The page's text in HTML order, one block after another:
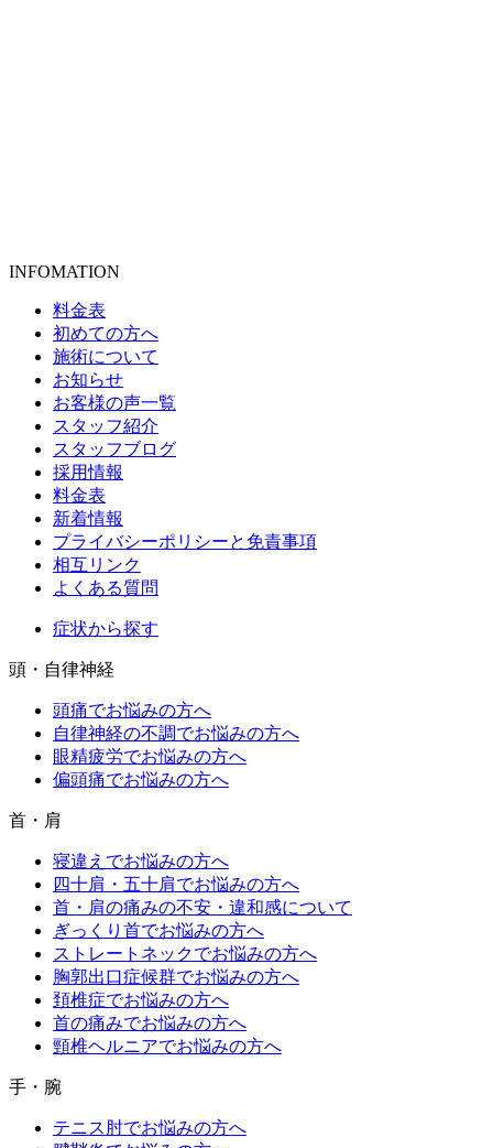
INFOMATION
料金表
初めての方へ
施術について
お知らせ
お客様の声一覧
スタッフ紹介
スタッフブログ
採用情報
料金表
新着情報
プライバシーポリシーと免責事項
相互リンク
よくある質問
症状から探す
頭・自律神経
頭痛でお悩みの方へ
自律神経の不調でお悩みの方へ
眼精疲労でお悩みの方へ
偏頭痛でお悩みの方へ
首・肩
寝違えでお悩みの方へ
四十肩・五十肩でお悩みの方へ
首・肩の痛みの不安・違和感について
ぎっくり首でお悩みの方へ
ストレートネックでお悩みの方へ
胸郭出口症候群でお悩みの方へ
頚椎症でお悩みの方へ
首の痛みでお悩みの方へ
頸椎ヘルニアでお悩みの方へ
手・腕
テニス肘でお悩みの方へ